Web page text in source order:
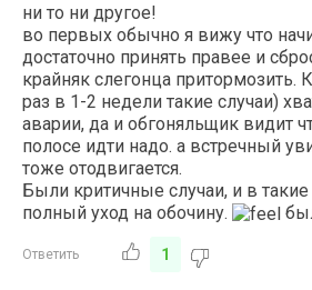
ни то ни другое!
во первых обычно я вижу что
достаточно принять правее и
крайняк слегонца притормозить.
раз в 1-2 недели такие случаи)
аварии, да и обгоняльщик видит
полосе идти надо. а встречный
тоже отодвигается.
Были критичные случаи, и в
полный уход на обочину.
Ответить 1